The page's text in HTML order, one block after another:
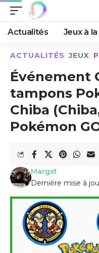
Actualités Jeux à
ACTUALITÉS JEUX
Événement
tampons
Chiba
Pokémon
Dernière mise à
Margxt